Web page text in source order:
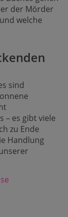
der Mörder
welche
sind
– es gibt viele
zu Ende
Handlung